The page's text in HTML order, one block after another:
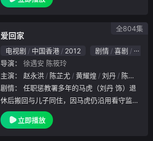
當然不例外啦。而故事除了家庭，因為網購現
爱回家
电视剧 中国香港 2012 剧情 喜剧
家庭
导演：
徐遇安 陈筱玲
主演：
赵永洪 陈芷尤 黄耀煌 刘丹 陈俊坚
剧情：
休后搬回与儿子同住，因马虎仍沿用看守监犯
的法则管治家庭及各人，令小儿子马壮（黎诺
懿 饰）回家犹如坐牢，就连他在律师楼的工
立即播放
全804集